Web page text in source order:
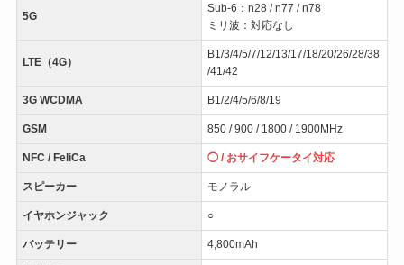
5G
Sub-6：n28 / n77 / n78
ミリ波：対応なし
LTE（4G）
B1/3/4/5/7/12/13/17/18/20/26/28/38
/41/42
3G WCDMA B1/2/4/5/6/8/19
GSM 850 / 900 / 1800 / 1900MHz
NFC / FeliCa ◯ / おサイフケータイ対応
スピーカー モノラル
イヤホンジャック ○
バッテリー 4,800mAh